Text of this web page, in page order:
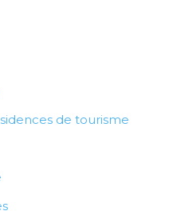
de tourisme